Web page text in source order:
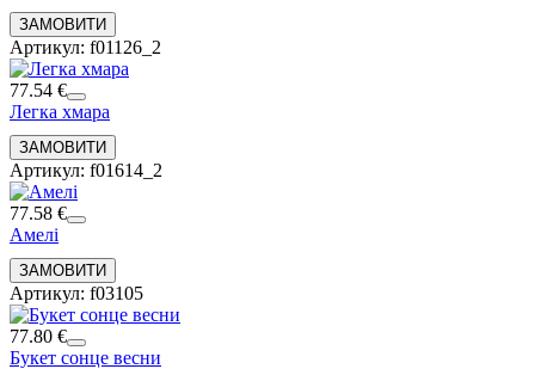
Артикул: f01126_2
77.54 €
Легка хмара
Артикул: f01614_2
77.58 €
Амелі
Артикул: f03105
77.80 €
Букет сонце весни